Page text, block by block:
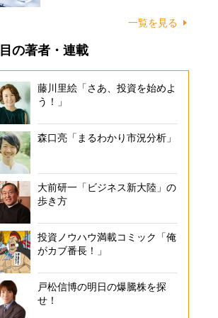
一覧を見る
の著者・連載
藤川里絵「さあ、投資を始めよ
う！」
森口亮「まるわかり市況分析」
大前研一「ビジネス新大陸」の
歩き方
投資ノウハウ満載コミック「俺
がカブ番長！」
戸松信博の明日の爆騰株を探
せ！